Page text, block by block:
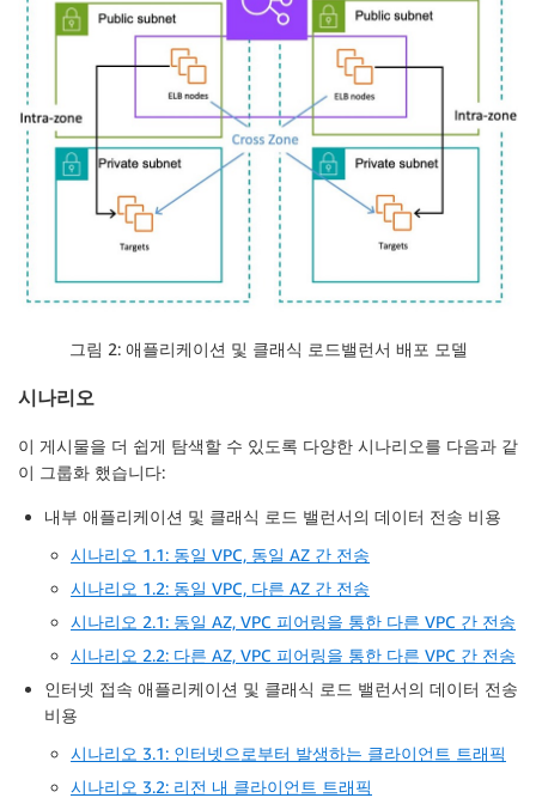
그림 2: 애플리케이션 및 클래식 로드밸런서 배포 모델
시나리오
이 게시물을 더 쉽게 탐색할 수 있도록 다양한 시나리오를 다음과 같
이 그룹화 했습니다:
내부 애플리케이션 및 클래식 로드 밸런서의 데이터 전송 비용
시나리오 1.1: 동일 VPC, 동일 AZ 간 전송
시나리오 1.2: 동일 VPC, 다른 AZ 간 전송
시나리오 2.1: 동일 AZ, VPC 피어링을 통한 다른 VPC 간 전송
시나리오 2.2: 다른 AZ, VPC 피어링을 통한 다른 VPC 간 전송
인터넷 접속 애플리케이션 및 클래식 로드 밸런서의 데이터 전송
비용
시나리오 3.1: 인터넷으로부터 발생하는 클라이언트 트래픽
시나리오 3.2: 리전 내 클라이언트 트래픽